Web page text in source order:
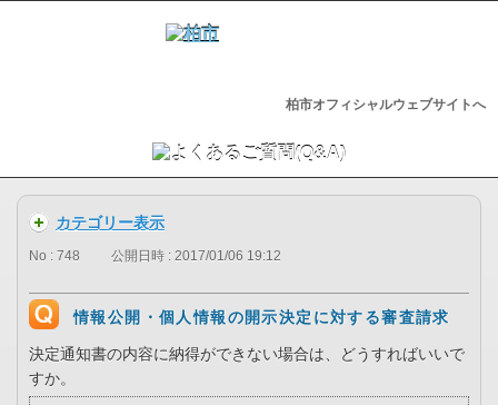
柏市オフィシャルウェブサイトへ
カテゴリー表示
No : 748 公開日時 : 2017/01/06 19:12
情報公開・個人情報の開示決定に対する審査請求
決定通知書の内容に納得ができない場合は、どうすればいいで
すか。